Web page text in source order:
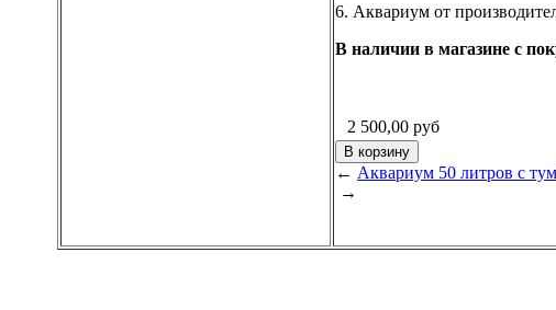
6. Аквариум от
В наличии в магазине с
2 500,00 руб
← Аквариум 50 литров с
→